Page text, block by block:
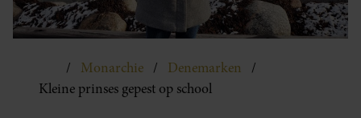
Monarchie
Denemarken
Kleine prinses gepest op school